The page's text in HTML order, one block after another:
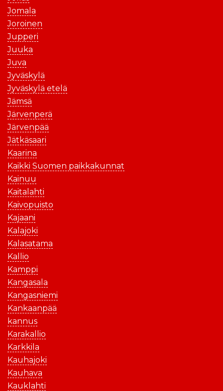
Jomala
Joroinen
Jupperi
Juuka
Juva
Jyväskylä
Jyväskylä etelä
Jämsä
Järvenperä
Järvenpää
Jätkäsaari
Kaarina
Kaikki Suomen paikkakunnat
Kainuu
Kaitalahti
Kaivopuisto
Kajaani
Kalajoki
Kalasatama
Kallio
Kamppi
Kangasala
Kangasniemi
Kankaanpää
kannus
Karakallio
Karkkila
Kauhajoki
Kauhava
Kauklahti